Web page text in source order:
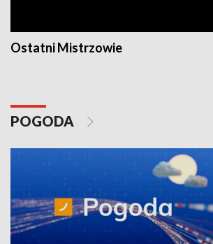
Ostatni Mistrzowie
POGODA